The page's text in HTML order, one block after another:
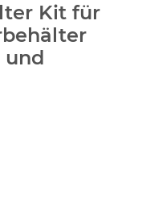
Kit für
und